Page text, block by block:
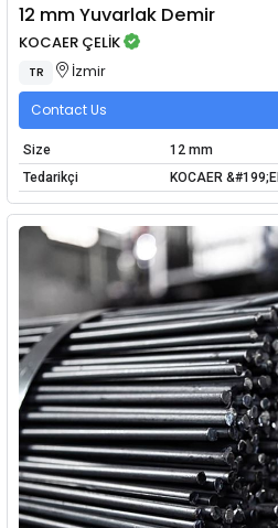
12 mm Yuvarlak Demir
KOCAER ÇELİK
TR İzmir
Contact Us
Size
12 mm
Tedarikçi
KOCAER